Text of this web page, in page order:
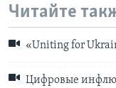
Читайте
«Uniting for
Цифровые